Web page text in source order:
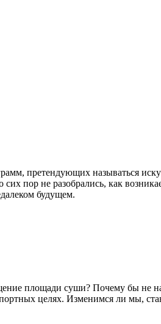
претендующих называться
пор не разобрались, как
будущем.
площади суши? Почему бы не
целях. Изменимся ли мы,